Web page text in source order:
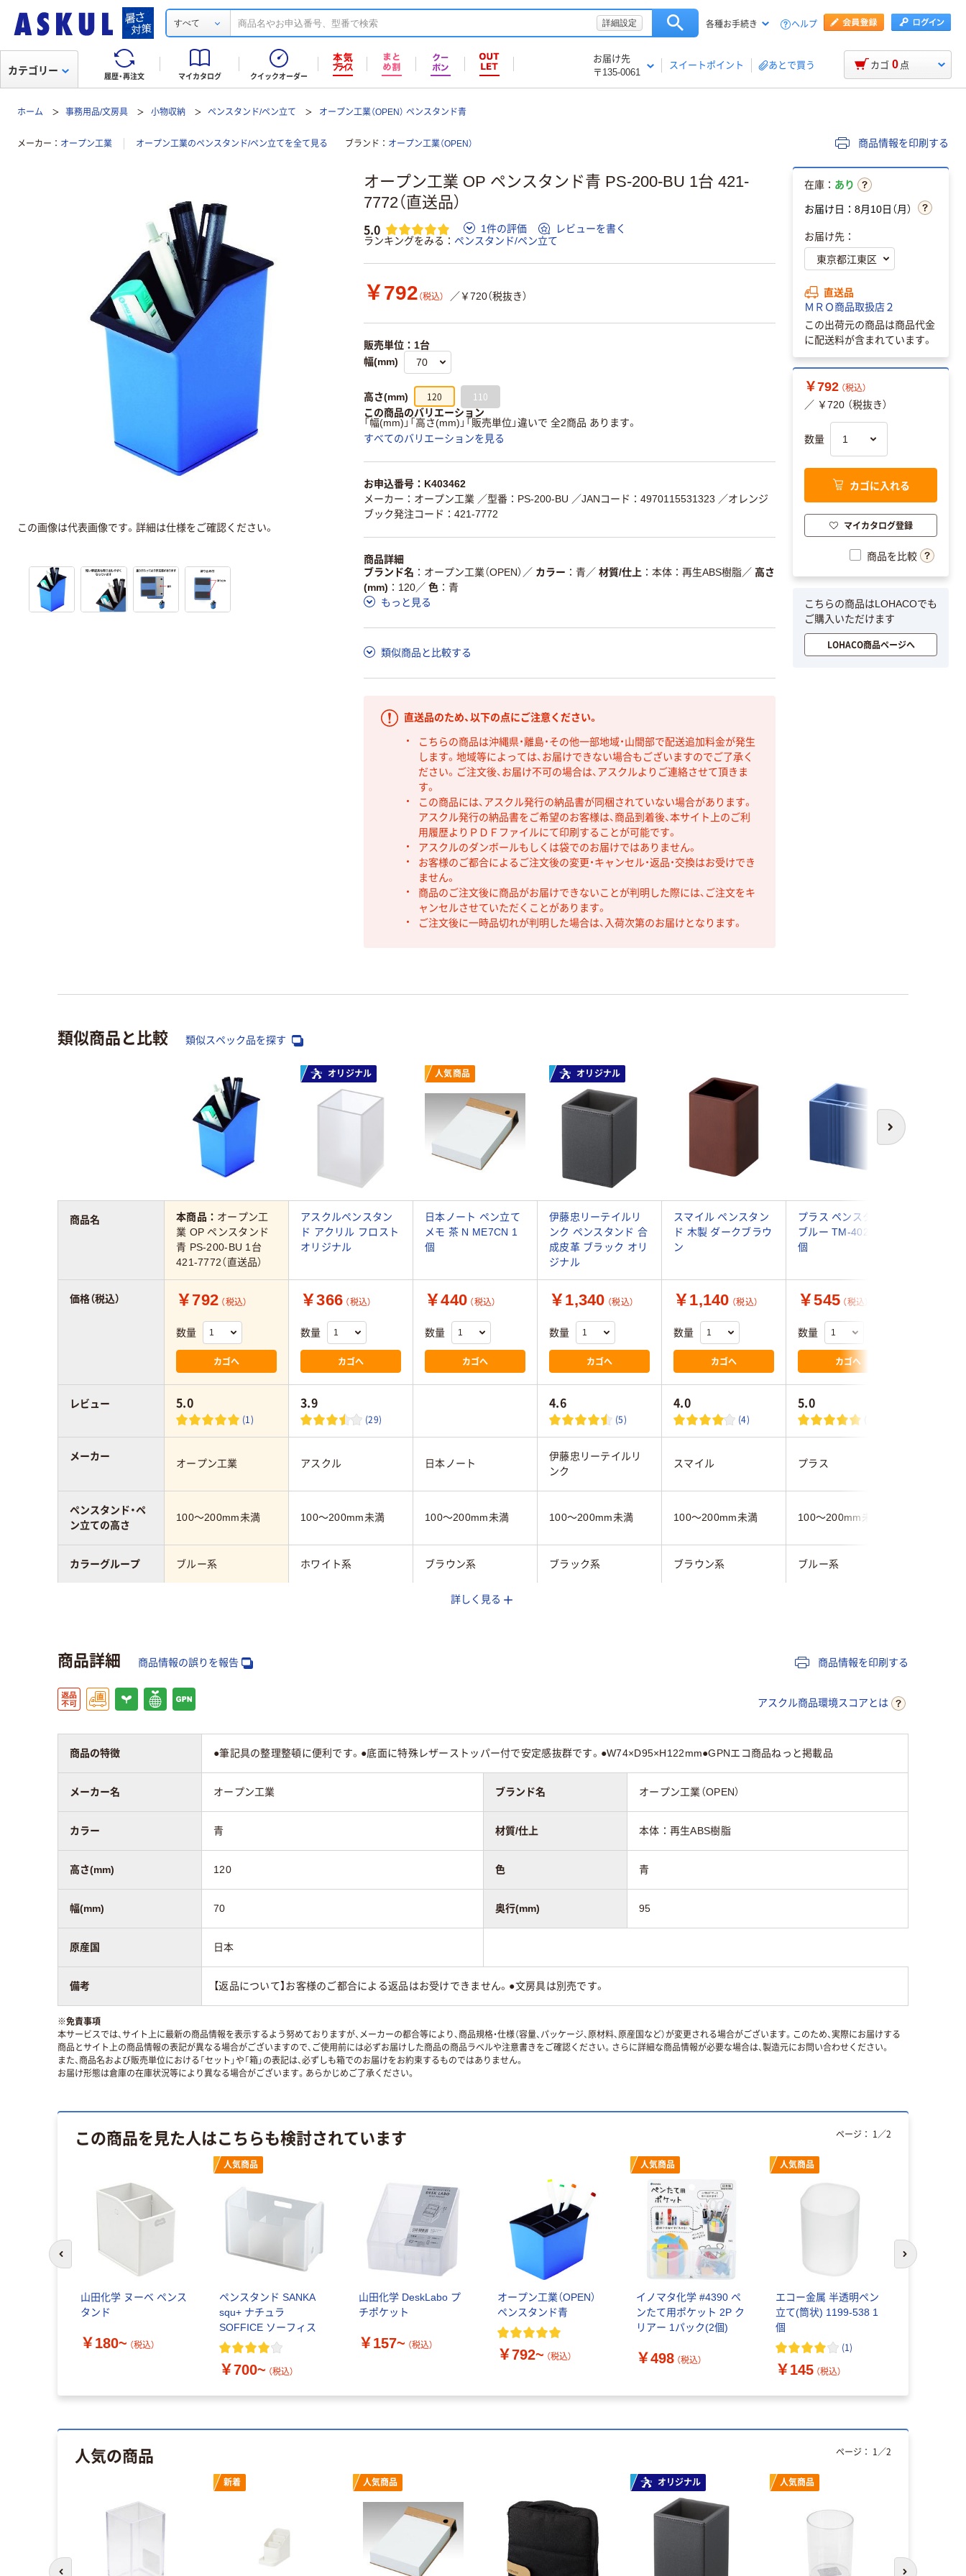
すべて 詳細設定 各種お手続き ヘルプ
履歴・再注文 マイカタログ クイックオーダー
お届け先
〒135-0061
スイートポイント あとで買う
カテゴリー カゴ 0 点
ホーム 事務用品/文房具 小物収納 ペンスタンド/ペン立て オープン工業（OPEN） ペンスタンド青
メーカー オープン工業 オープン工業のペンスタンド/ペン立てを全て見る ブランド オープン工業（OPEN） 商品情報を印刷する
オープン工業 OP ペンスタンド青 PS-200-BU 1台 421-
7772（直送品）
5.0 1件の評価
レビューを書く
ランキングをみる
ペンスタンド/ペン立て
￥792 （税込） ／￥720（税抜き）
販売単位：1台
幅(mm)
高さ(mm) 120 110
この商品のバリエーション
「幅(mm)」「高さ(mm)」「販売単位」違いで 全2商品 あります。
すべてのバリエーションを見る
お申込番号：K403462
メーカー：オープン工業 ／型番：PS-200-BU ／JANコード：4970115531323 ／オレンジ
ブック発注コード：421-7772
商品詳細
ブランド名
オープン工業（OPEN） ／ カラー 青／ 材質/仕上 本体：再生ABS樹脂／ 高さ
(mm)
120／ 色
青
もっと見る
類似商品と比較する
直送品のため、以下の点にご注意ください。
こちらの商品は沖縄県・離島・その他一部地域・山間部で配送追加料金が発生
します。地域等によっては、お届けできない場合もございますのでご了承く
ださい。ご注文後、お届け不可の場合は、アスクルよりご連絡させて頂きま
す。
この商品には、アスクル発行の納品書が同梱されていない場合があります。
アスクル発行の納品書をご希望のお客様は、商品到着後、本サイト上のご利
用履歴よりＰＤＦファイルにて印刷することが可能です。
アスクルのダンボールもしくは袋でのお届けではありません。
お客様のご都合によるご注文後の変更・キャンセル・返品・交換はお受けでき
ません。
商品のご注文後に商品がお届けできないことが判明した際には、ご注文をキ
ャンセルさせていただくことがあります。
ご注文後に一時品切れが判明した場合は、入荷次第のお届けとなります。
この画像は代表画像です。詳細は仕様をご確認ください。
在庫： あり
お届け日：8月10日（月）
お届け先：
直送品
ＭＲＯ商品取扱店２
この出荷元の商品は商品代金
に配送料が含まれています。
￥792 （税込）
／ ￥720 （税抜き）
数量
カゴに入れる
マイカタログ登録
商品を比較
こちらの商品はLOHACOでも
ご購入いただけます
LOHACO商品ページへ
類似商品と比較 類似スペック品を探す
次へ
オリジナル 人気商品 オリジナル
本商品： オープン工
業 OP ペンスタンド
青 PS-200-BU 1台
421-7772（直送品）
アスクルペンスタン
ド アクリル フロスト
オリジナル
日本ノート ペン立て
メモ 茶 N ME7CN 1
個
伊藤忠リーテイルリ
ンク ペンスタンド 合
成皮革 ブラック オリ
ジナル
スマイル ペンスタン
ド 木製 ダークブラウ
ン
プラス ペンスタンド
ブルー TM-402 BL 1
個
￥792 （税込）
数量
カゴへ
￥366 （税込）
数量
カゴへ
￥440 （税込）
数量
カゴへ
￥1,340 （税込）
数量
カゴへ
￥1,140 （税込）
数量
カゴへ
￥545 （税込）
数量
カゴへ
5.0
(1)
3.9
(29)
4.6
(5)
4.0
(4)
5.0
(1)
オープン工業 アスクル 日本ノート
伊藤忠リーテイルリ
ンク
スマイル プラス
100～200mm未満 100～200mm未満 100～200mm未満 100～200mm未満 100～200mm未満 100～200mm未満
ブルー系 ホワイト系 ブラウン系 ブラック系 ブラウン系 ブルー系
商品名
価格（税込）
レビュー
メーカー
ペンスタンド・ペ
ン立ての高さ
カラーグループ
詳しく見る
商品詳細 商品情報の誤りを報告 商品情報を印刷する
アスクル商品環境スコアとは
商品の特徴 ●筆記具の整理整頓に便利です。●底面に特殊レザーストッパー付で安定感抜群です。●W74×D95×H122mm●GPNエコ商品ねっと掲載品
メーカー名 オープン工業 ブランド名 オープン工業（OPEN）
カラー 青 材質/仕上 本体：再生ABS樹脂
高さ(mm) 120 色 青
幅(mm) 70 奥行(mm) 95
原産国 日本
備考 【返品について】お客様のご都合による返品はお受けできません。●文房具は別売です。
※免責事項
本サービスでは、サイト上に最新の商品情報を表示するよう努めておりますが、メーカーの都合等により、商品規格・仕様（容量、パッケージ、原材料、原産国など）が変更される場合がございます。このため、実際にお届けする
商品とサイト上の商品情報の表記が異なる場合がございますので、ご使用前には必ずお届けした商品の商品ラベルや注意書きをご確認ください。さらに詳細な商品情報が必要な場合は、製造元にお問い合わせください。
また、商品名および販売単位における「セット」や「箱」の表記は、必ずしも箱でのお届けをお約束するものではありません。
お届け形態は倉庫の在庫状況等により異なる場合がございます。あらかじめご了承ください。
この商品を見た人はこちらも検討されています
山田化学 ヌーベ ペンス
タンド
￥180~ （税込）
人気商品
ペンスタンド SANKA
squ+ ナチュラ
SOFFICE ソーフィス
￥700~ （税込）
山田化学 DeskLabo プ
チポケット
￥157~ （税込）
オープン工業（OPEN）
ペンスタンド青
￥792~ （税込）
人気商品
イノマタ化学 #4390 ペ
ンたて用ポケット 2P ク
リアー 1パック(2個)
￥498 （税込）
人気商品
エコー金属 半透明ペン
立て(筒状) 1199-538 1
個
(1)
￥145 （税込）
ページ： 1 ／2
前のスライドへ 次のスライド
人気の商品
新着 人気商品 オリジナル 人気商品
ページ： 1 ／2